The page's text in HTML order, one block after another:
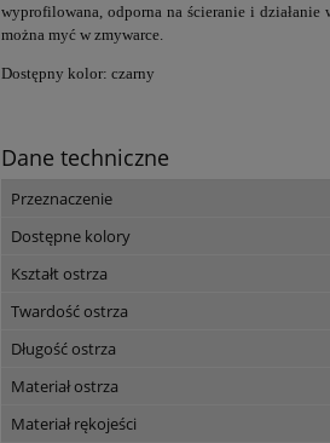
wyprofilowana, odporna na ścieranie i działanie
można myć w zmywarce.
Dostępny kolor: czarny
Dane techniczne
Przeznaczenie
Dostępne kolory
Kształt ostrza
Twardość ostrza
Długość ostrza
Materiał ostrza
Materiał rękojeści